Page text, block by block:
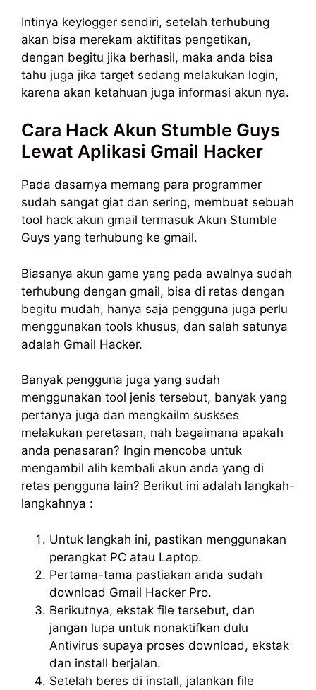
Intinya keylogger sendiri, setelah terhubung
akan bisa merekam aktifitas pengetikan,
dengan begitu jika berhasil, maka anda bisa
tahu juga jika target sedang melakukan login,
karena akan ketahuan juga informasi akun nya.
Cara Hack Akun Stumble Guys
Lewat Aplikasi Gmail Hacker
Pada dasarnya memang para programmer
sudah sangat giat dan sering, membuat sebuah
tool hack akun gmail termasuk Akun Stumble
Guys yang terhubung ke gmail.
Biasanya akun game yang pada awalnya sudah
terhubung dengan gmail, bisa di retas dengan
begitu mudah, hanya saja pengguna juga perlu
menggunakan tools khusus, dan salah satunya
adalah Gmail Hacker.
Banyak pengguna juga yang sudah
menggunakan tool jenis tersebut, banyak yang
pertanya juga dan mengkailm suskses
melakukan peretasan, nah bagaimana apakah
anda penasaran? Ingin mencoba untuk
mengambil alih kembali akun anda yang di
retas pengguna lain? Berikut ini adalah langkah-
langkahnya :
Untuk langkah ini, pastikan menggunakan
perangkat PC atau Laptop.
Pertama-tama pastiakan anda sudah
download Gmail Hacker Pro.
Berikutnya, ekstak file tersebut, dan
jangan lupa untuk nonaktifkan dulu
Antivirus supaya proses download, ekstak
dan install berjalan.
Setelah beres di install, jalankan file